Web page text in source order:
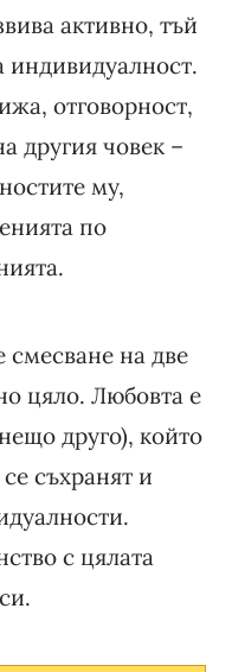
активно, тъй
индивидуалност.
отговорност,
другия човек –
му,
по
смесване на две
цяло. Любовта е
друго), който
съхранят и
с цялата